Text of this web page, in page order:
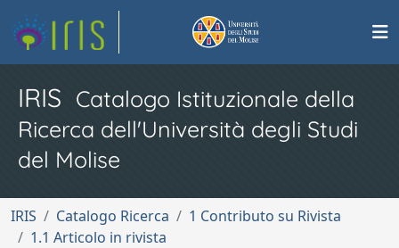
IRIS Catalogo Istituzionale della
Ricerca dell'Università degli Studi
del Molise
IRIS Catalogo Ricerca
1 Contributo su Rivista
1.1 Articolo in rivista